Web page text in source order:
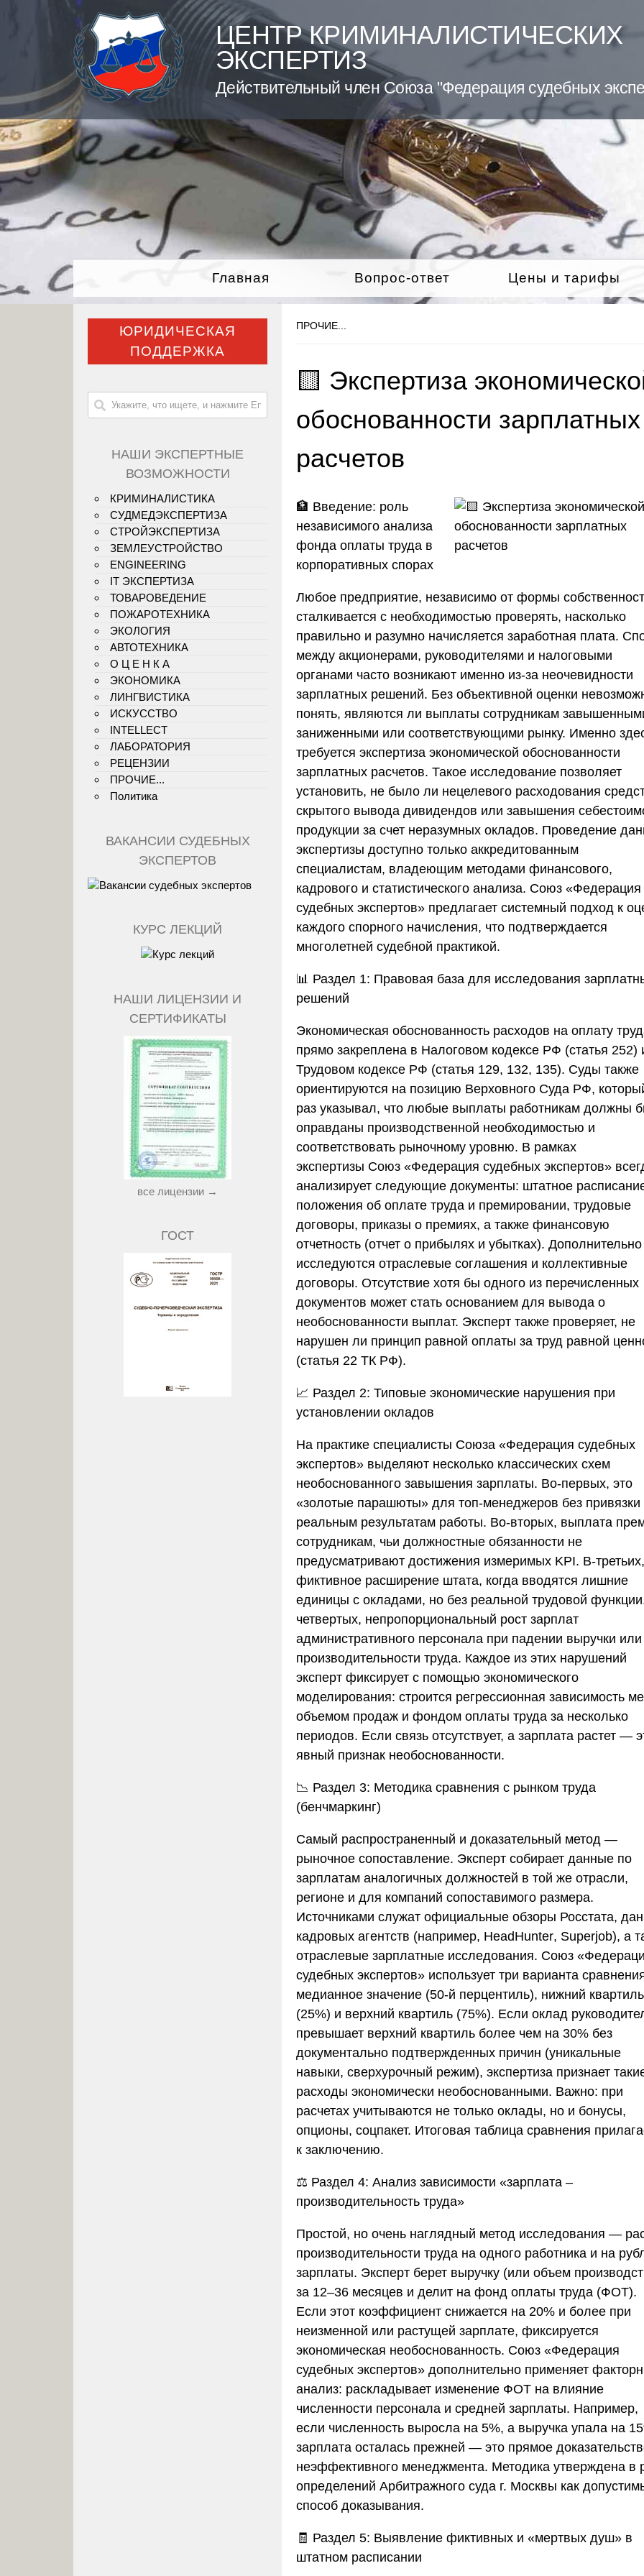
ЦЕНТР КРИМИНАЛИСТИЧЕСКИХ
ЭКСПЕРТИЗ
Действительный член Союза "Федерация судебных
Главная Вопрос-ответ Цены и тарифы
ПРОЧИЕ...
🟨 Экспертиза
обоснованности зарплатных
расчетов
🏦 Введение: роль
независимого анализа
фонда оплаты труда в
корпоративных спорах
Любое предприятие, независимо от формы
сталкивается с необходимостью проверять, насколько
правильно и разумно начисляется заработная плата.
между акционерами, руководителями и налоговыми
органами часто возникают именно из-за неочевидности
зарплатных решений. Без объективной оценки
понять, являются ли выплаты сотрудникам
заниженными или соответствующими рынку. Именно
требуется экспертиза экономической обоснованности
зарплатных расчетов. Такое исследование позволяет
установить, не было ли нецелевого расходования
скрытого вывода дивидендов или завышения
продукции за счет неразумных окладов. Проведение
экспертизы доступно только аккредитованным
специалистам, владеющим методами финансового,
кадрового и статистического анализа. Союз «Федерация
судебных экспертов» предлагает системный подход к
каждого спорного начисления, что подтверждается
многолетней судебной практикой.
📊 Раздел 1: Правовая база для исследования
решений
Экономическая обоснованность расходов на оплату
прямо закреплена в Налоговом кодексе РФ (статья 252)
Трудовом кодексе РФ (статья 129, 132, 135). Суды также
ориентируются на позицию Верховного Суда РФ,
раз указывал, что любые выплаты работникам должны
оправданы производственной необходимостью и
соответствовать рыночному уровню. В рамках
экспертизы Союз «Федерация судебных экспертов»
анализирует следующие документы: штатное
положения об оплате труда и премировании, трудовые
договоры, приказы о премиях, а также финансовую
отчетность (отчет о прибылях и убытках). Дополнительно
исследуются отраслевые соглашения и коллективные
договоры. Отсутствие хотя бы одного из перечисленных
документов может стать основанием для вывода о
необоснованности выплат. Эксперт также проверяет, не
нарушен ли принцип равной оплаты за труд равной
(статья 22 ТК РФ).
📈 Раздел 2: Типовые экономические нарушения при
установлении окладов
На практике специалисты Союза «Федерация судебных
экспертов» выделяют несколько классических схем
необоснованного завышения зарплаты. Во-первых, это
«золотые парашюты» для топ-менеджеров без привязки
реальным результатам работы. Во-вторых, выплата
сотрудникам, чьи должностные обязанности не
предусматривают достижения измеримых KPI. В-третьих,
фиктивное расширение штата, когда вводятся лишние
единицы с окладами, но без реальной трудовой
четвертых, непропорциональный рост зарплат
административного персонала при падении выручки или
производительности труда. Каждое из этих нарушений
эксперт фиксирует с помощью экономического
моделирования: строится регрессионная зависимость
объемом продаж и фондом оплаты труда за несколько
периодов. Если связь отсутствует, а зарплата растет —
явный признак необоснованности.
📉 Раздел 3: Методика сравнения с рынком труда
(бенчмаркинг)
Самый распространенный и доказательный метод —
рыночное сопоставление. Эксперт собирает данные по
зарплатам аналогичных должностей в той же отрасли,
регионе и для компаний сопоставимого размера.
Источниками служат официальные обзоры Росстата,
кадровых агентств (например, HeadHunter, Superjob), а
отраслевые зарплатные исследования. Союз
судебных экспертов» использует три варианта
медианное значение (50-й перцентиль), нижний квартиль
(25%) и верхний квартиль (75%). Если оклад
превышает верхний квартиль более чем на 30% без
документально подтвержденных причин (уникальные
навыки, сверхурочный режим), экспертиза признает
расходы экономически необоснованными. Важно: при
расчетах учитываются не только оклады, но и бонусы,
опционы, соцпакет. Итоговая таблица сравнения
к заключению.
⚖️ Раздел 4: Анализ зависимости «зарплата –
производительность труда»
Простой, но очень наглядный метод исследования —
производительности труда на одного работника и на
зарплаты. Эксперт берет выручку (или объем
за 12–36 месяцев и делит на фонд оплаты труда (ФОТ).
Если этот коэффициент снижается на 20% и более при
неизменной или растущей зарплате, фиксируется
экономическая необоснованность. Союз «Федерация
судебных экспертов» дополнительно применяет
анализ: раскладывает изменение ФОТ на влияние
численности персонала и средней зарплаты. Например,
если численность выросла на 5%, а выручка упала на
зарплата осталась прежней — это прямое
неэффективного менеджмента. Методика утверждена в
определений Арбитражного суда г. Москвы как
способ доказывания.
🧾 Раздел 5: Выявление фиктивных и «мертвых душ» в
штатном расписании
ЮРИДИЧЕСКАЯ
ПОДДЕРЖКА
НАШИ ЭКСПЕРТНЫЕ
ВОЗМОЖНОСТИ
КРИМИНАЛИСТИКА
СУДМЕДЭКСПЕРТИЗА
СТРОЙЭКСПЕРТИЗА
ЗЕМЛЕУСТРОЙСТВО
ENGINEERING
IT ЭКСПЕРТИЗА
ТОВАРОВЕДЕНИЕ
ПОЖАРОТЕХНИКА
ЭКОЛОГИЯ
АВТОТЕХНИКА
О Ц Е Н К А
ЭКОНОМИКА
ЛИНГВИСТИКА
ИСКУССТВО
INTELLECT
ЛАБОРАТОРИЯ
РЕЦЕНЗИИ
ПРОЧИЕ...
Политика
ВАКАНСИИ СУДЕБНЫХ
ЭКСПЕРТОВ
КУРС ЛЕКЦИЙ
НАШИ ЛИЦЕНЗИИ И
СЕРТИФИКАТЫ
все лицензии →
ГОСТ